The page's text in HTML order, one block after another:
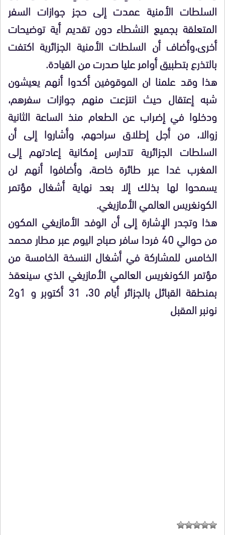
السلطات الأمنية عمدت إلى حجز جوازات السفر
المتعلقة بجميع النشطاء دون تقديم أية توضيحات
أخرى،وأضاف أن السلطات الأمنية الجزائرية اكتفت
بالتذرع بتطبيق أوامر عليا صدرت من القيادة.
هذا وقد علمنا ان الموقوفين أكدوا أنهم يعيشون
شبه إعتقال حيث انتزعت منهم جوازات سفرهم،
ودخلوا في إضراب عن الطعام منذ الساعة الثانية
زوالا، من أجل إطلاق سراحهم، وأشاروا إلى أن
السلطات الجزائرية تتدارس إمكانية إعادتهم إلى
المغرب غدا عبر طائرة خاصة، وأضافوا أنهم لن
يسمحوا لها بذلك إلا بعد نهاية أشغال مؤتمر
الكونغريس العالمي الأمازيغي.
هذا وتجدر الإشارة إلى أن الوفد الأمازيغي المكون
من حوالي 40 فردا سافر صباح اليوم عبر مطار محمد
الخامس للمشاركة في أشغال النسخة الخامسة من
مؤتمر الكونغريس العالمي الأمازيغي الذي سينعقذ
بمنطقة القبائل بالجزائر أيام 30، 31 أكتوبر و 1و2
نونبر المقبل